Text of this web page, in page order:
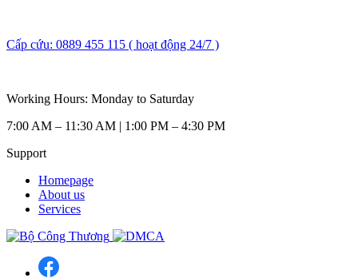
Cấp cứu: 0889 455 115 ( hoạt động 24/7 )
Working Hours: Monday to Saturday
7:00 AM – 11:30 AM | 1:00 PM – 4:30 PM
Support
Homepage
About us
Services